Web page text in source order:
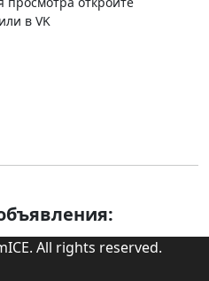
или в VK
All rights reserved.